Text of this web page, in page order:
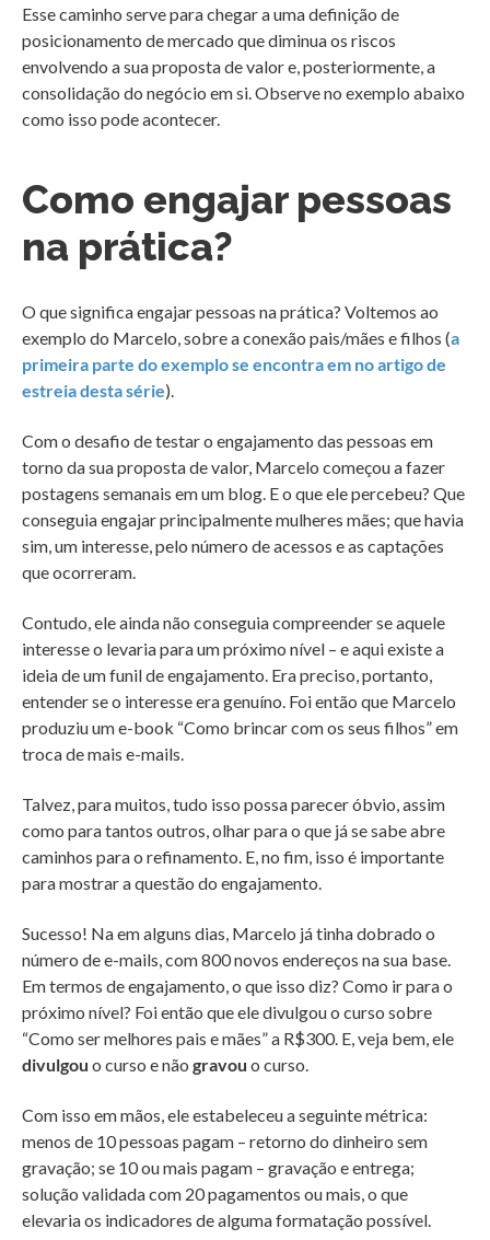
Esse caminho serve para chegar a uma definição de
posicionamento de mercado que diminua os riscos
envolvendo a sua proposta de valor e, posteriormente, a
consolidação do negócio em si. Observe no exemplo abaixo
como isso pode acontecer.
Como engajar pessoas
na prática?
O que significa engajar pessoas na prática? Voltemos ao
exemplo do Marcelo, sobre a conexão pais/mães e filhos (a
primeira parte do exemplo se encontra em no artigo de
estreia desta série).
Com o desafio de testar o engajamento das pessoas em
torno da sua proposta de valor, Marcelo começou a fazer
postagens semanais em um blog. E o que ele percebeu? Que
conseguia engajar principalmente mulheres mães; que havia
sim, um interesse, pelo número de acessos e as captações
que ocorreram.
Contudo, ele ainda não conseguia compreender se aquele
interesse o levaria para um próximo nível – e aqui existe a
ideia de um funil de engajamento. Era preciso, portanto,
entender se o interesse era genuíno. Foi então que Marcelo
produziu um e-book “Como brincar com os seus filhos” em
troca de mais e-mails.
Talvez, para muitos, tudo isso possa parecer óbvio, assim
como para tantos outros, olhar para o que já se sabe abre
caminhos para o refinamento. E, no fim, isso é importante
para mostrar a questão do engajamento.
Sucesso! Na em alguns dias, Marcelo já tinha dobrado o
número de e-mails, com 800 novos endereços na sua base.
Em termos de engajamento, o que isso diz? Como ir para o
próximo nível? Foi então que ele divulgou o curso sobre
“Como ser melhores pais e mães” a R$300. E, veja bem, ele
divulgou o curso e não gravou o curso.
Com isso em mãos, ele estabeleceu a seguinte métrica:
menos de 10 pessoas pagam – retorno do dinheiro sem
gravação; se 10 ou mais pagam – gravação e entrega;
solução validada com 20 pagamentos ou mais, o que
elevaria os indicadores de alguma formatação possível.